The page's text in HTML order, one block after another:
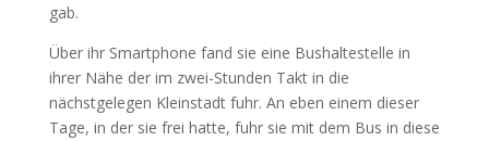
gab.
Über ihr Smartphone fand sie eine Bushaltestelle in
ihrer Nähe der im zwei-Stunden Takt in die
nächstgelegen Kleinstadt fuhr. An eben einem dieser
Tage, in der sie frei hatte, fuhr sie mit dem Bus in diese